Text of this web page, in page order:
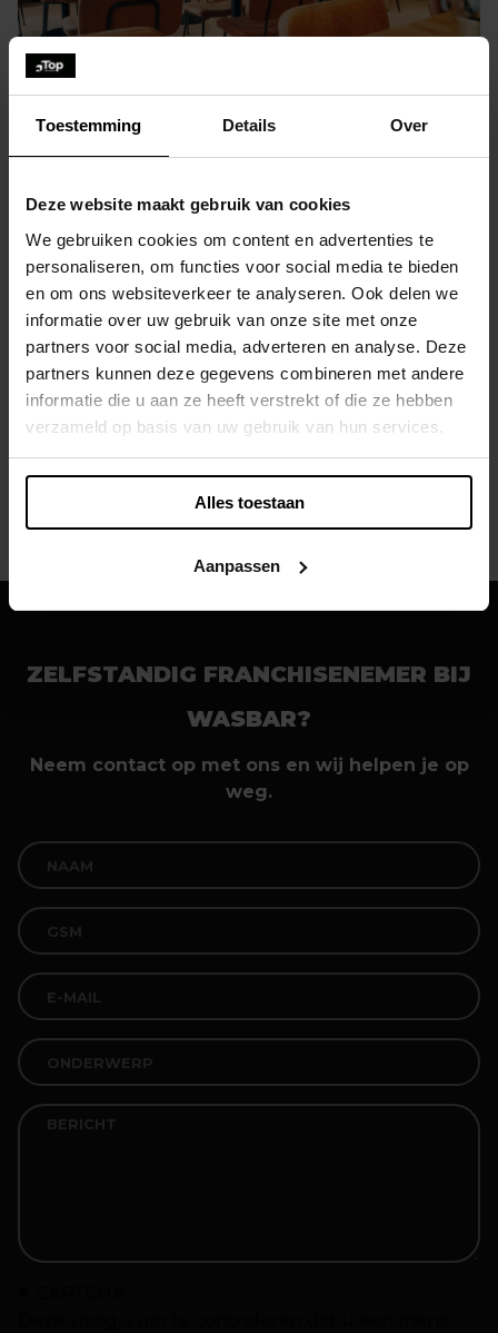
Toestemming Details Over
Deze website maakt gebruik van cookies
We gebruiken cookies om content en advertenties te
personaliseren, om functies voor social media te bieden
en om ons websiteverkeer te analyseren. Ook delen we
informatie over uw gebruik van onze site met onze
partners voor social media, adverteren en analyse. Deze
partners kunnen deze gegevens combineren met andere
informatie die u aan ze heeft verstrekt of die ze hebben
verzameld op basis van uw gebruik van hun services.
Alles toestaan
Aanpassen
Ben jij de gemotiveerde
franchisepartner om onze expansie te
stimuleren en te delen in ons
succesverhaal?
Dan verwelkomen we jou graag bij de
WASBAR familie! Verzend je aanvraag
nemen spoedig contact op met jou.
ZELFSTANDIG FRANCHISENEMER BIJ
WASBAR?
Neem contact op met ons en wij helpen je op
weg.